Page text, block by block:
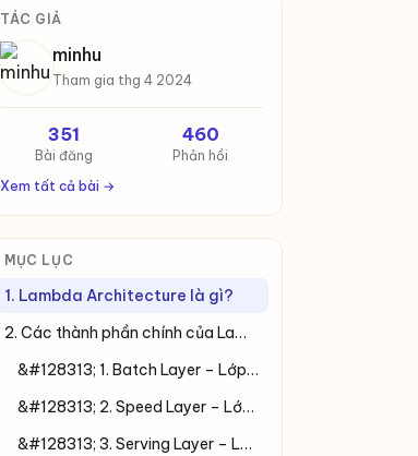
TÁC GIẢ
minhu
Tham gia thg 4 2024
351
Bài đăng
460
Phản hồi
Xem tất cả bài →
MỤC LỤC
1. Lambda Architecture là gì?
2. Các thành phần chính của Lambda Architecture
&#128313; 1. Batch Layer – Lớp xử lý theo lô
&#128313; 2. Speed Layer – Lớp xử lý thời gian thực
&#128313; 3. Serving Layer – Lớp truy vấn